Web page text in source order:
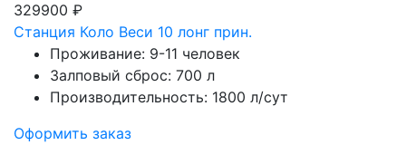
329900 ₽
Станция Коло Веси 10 лонг прин.
Проживание: 9-11 человек
Залповый сброс: 700 л
Производительность: 1800 л/сут
Оформить заказ